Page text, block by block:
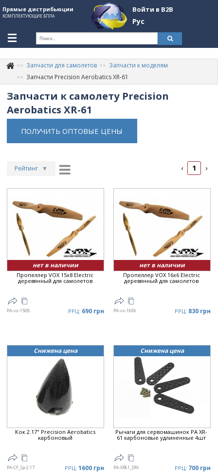
Прямые дистрибьюции
КОМПЛЕКТУЮЩИЕ БПЛА
Войти в B2B
Рус
+380507774092
Информация о компании
About Company
Обзоры
Бренды
Войти в B2B
Стать партнером
Запчасти для самолетов
Запчасти к моделям
Запчасти Precision Aerobatics XR-61
Запчасти к самолету Precision
Aerobatics XR-61
ПОЛУЧИТЬ ОПТОВЫЕ ЦЕНЫ
Рейтинг ▼
Дата ▼
Цена
Цена
‹ 1 ›
нет в наличии
Пропеллер VOX 15x8 Electric
деревянный для самолетов
PA-vx-1508 РРЦ: 690 грн
нет в наличии
Пропеллер VOX 16x6 Electric
деревянный для самолетов
PA-vx-1606 РРЦ: 830 грн
Снижена цена
Кок 2.17" Precision Aerobatics
карбоновый
PA-CF_Sp-2.17 РРЦ: 1600 грн
Снижена цена
Рычаги для сервомашинок PA XR-
61 карбоновые удлиненные 4шт
PA-XR61_SRV РРЦ: 700 грн